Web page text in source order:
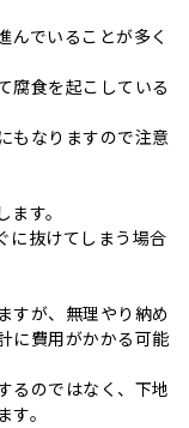
んでいることが多く
腐食を起こしている
にもなりますので注意
す。
に抜けてしまう場合
すが、無理やり納め
に費用がかかる可能
るのではなく、下地
。